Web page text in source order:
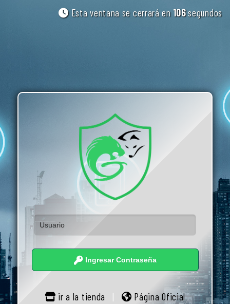
Esta ventana se cerrará en 106segundos
Ingresar Contraseña
ir a la tienda | Página Oficial